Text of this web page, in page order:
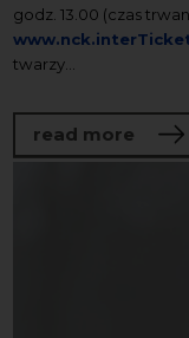
godz. 13.00 (czas
twarzy...
read more